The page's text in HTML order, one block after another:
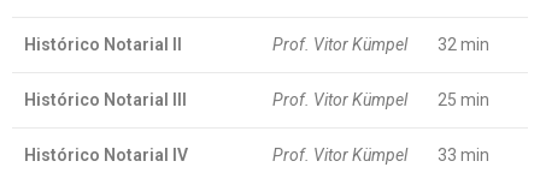
Histórico Notarial II Prof. Vitor Kümpel 32 min
Histórico Notarial III Prof. Vitor Kümpel 25 min
Histórico Notarial IV Prof. Vitor Kümpel 33 min